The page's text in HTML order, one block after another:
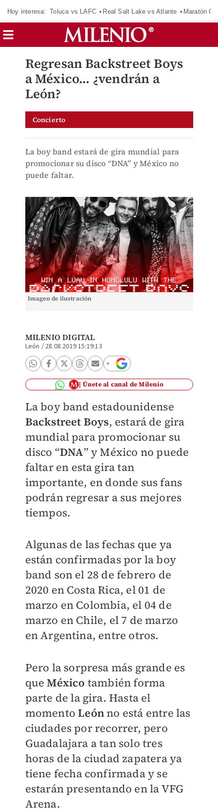
Hoy interesa: Toluca vs LAFC Real Salt Lake vs Atlante Maratón
Regresan Backstreet Boys
a México... ¿vendrán a
León?
Concierto
La boy band estará de gira mundial para
promocionar su disco “DNA” y México no
puede faltar.
Imagen de ilustración
MILENIO DIGITAL
León / 28.08.2019 15:19:13
Únete al canal de Milenio
La boy band estadounidense
Backstreet Boys, estará de gira
mundial para promocionar su
disco “DNA” y México no puede
faltar en esta gira tan
importante, en donde sus fans
podrán regresar a sus mejores
tiempos.
Algunas de las fechas que ya
están confirmadas por la boy
band son el 28 de febrero de
2020 en Costa Rica, el 01 de
marzo en Colombia, el 04 de
marzo en Chile, el 7 de marzo
en Argentina, entre otros.
Pero la sorpresa más grande es
que México también forma
parte de la gira. Hasta el
momentoLeónno está entre las
ciudades por recorrer, pero
Guadalajara a tan solo tres
horas de la ciudad zapatera ya
tiene fecha confirmada y se
estarán presentando en la VFG
Arena.